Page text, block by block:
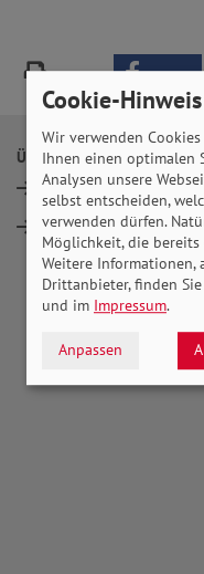
ÜBER UNS
Vorstand
Mitglied werden
Cookie-
Wir verwenden
Ihnen einen optimalen
Analysen unsere
selbst entscheiden,
verwenden dürfen.
Möglichkeit, die
Weitere Informationen,
Drittanbieter, finden
und im Impressum.
Anpassen